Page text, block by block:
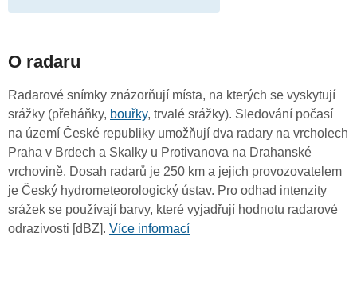
O radaru
Radarové snímky znázorňují místa, na kterých se vyskytují
srážky (přeháňky, bouřky, trvalé srážky). Sledování počasí
na území České republiky umožňují dva radary na vrcholech
Praha v Brdech a Skalky u Protivanova na Drahanské
vrchovině. Dosah radarů je 250 km a jejich provozovatelem
je Český hydrometeorologický ústav. Pro odhad intenzity
srážek se používají barvy, které vyjadřují hodnotu radarové
odrazivosti [dBZ]. Více informací